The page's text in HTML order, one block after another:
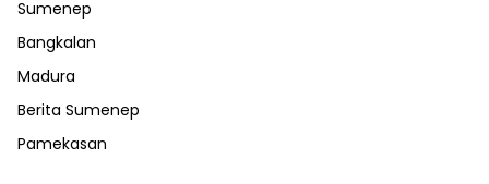
Sumenep
Bangkalan
Madura
Berita Sumenep
Pamekasan